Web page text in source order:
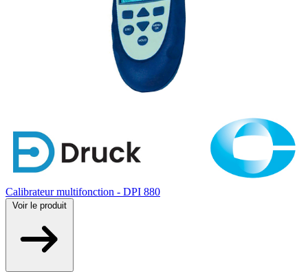
Calibrateur multifonction - DPI 880
Voir le produit